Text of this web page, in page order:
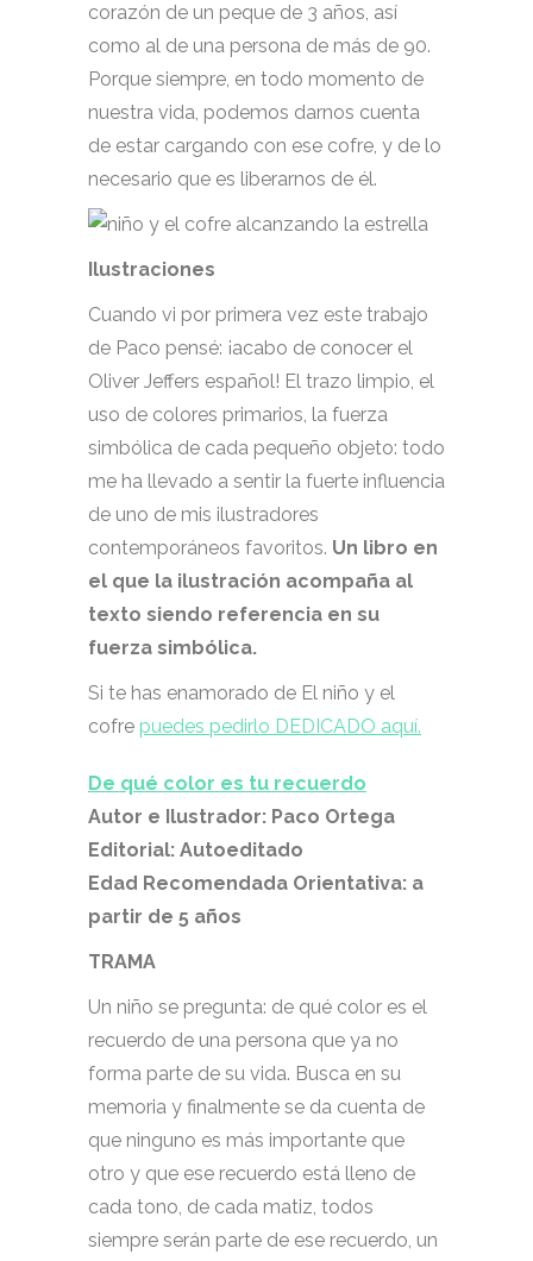
corazón de un peque de 3 años, así
como al de una persona de más de 90.
Porque siempre, en todo momento de
nuestra vida, podemos darnos cuenta
de estar cargando con ese cofre, y de lo
necesario que es liberarnos de él.
Ilustraciones
Cuando vi por primera vez este trabajo
de Paco pensé: ¡acabo de conocer el
Oliver Jeffers español! El trazo limpio, el
uso de colores primarios, la fuerza
simbólica de cada pequeño objeto: todo
me ha llevado a sentir la fuerte influencia
de uno de mis ilustradores
contemporáneos favoritos. Un libro en
el que la ilustración acompaña al
texto siendo referencia en su
fuerza simbólica.
Si te has enamorado de El niño y el
cofre puedes pedirlo DEDICADO aquí.
De qué color es tu recuerdo
Autor e Ilustrador: Paco Ortega
Editorial: Autoeditado
Edad Recomendada Orientativa: a
partir de 5 años
TRAMA
Un niño se pregunta: de qué color es el
recuerdo de una persona que ya no
forma parte de su vida. Busca en su
memoria y finalmente se da cuenta de
que ninguno es más importante que
otro y que ese recuerdo está lleno de
cada tono, de cada matiz, todos
siempre serán parte de ese recuerdo, un